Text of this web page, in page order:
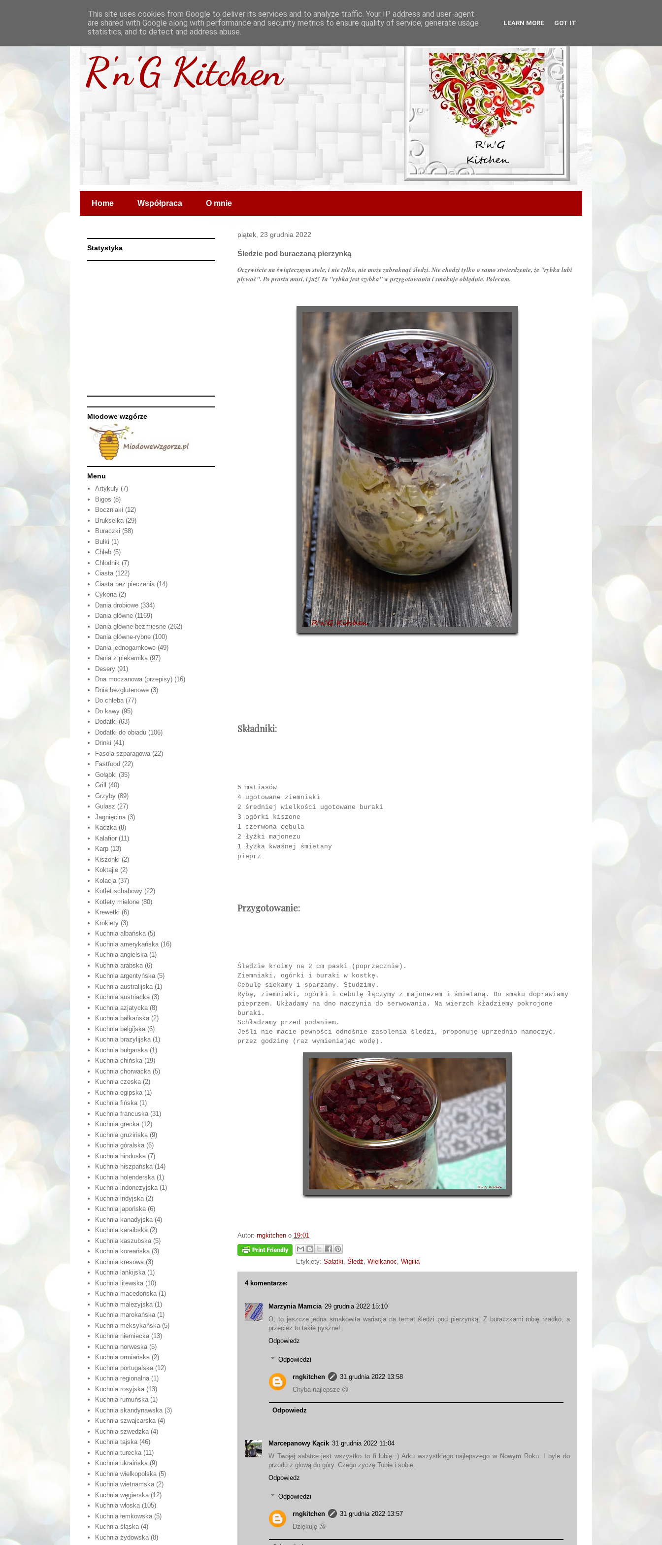
R'n'G Kitchen
Home Współpraca O mnie
piątek, 23 grudnia 2022
Śledzie pod buraczaną pierzynką
Oczywiście na świątecznym stole, i nie tylko, nie może zabraknąć śledzi. Nie chodzi tylko o samo stwierdzenie, że "rybka lubi
pływać". Po prostu musi, i już! Ta "rybka jest szybka" w przygotowaniu i smakuje obłędnie. Polecam.
Składniki:
5 matiasów
4 ugotowane ziemniaki
2 średniej wielkości ugotowane buraki
3 ogórki kiszone
1 czerwona cebula
2 łyżki majonezu
1 łyżka kwaśnej śmietany
pieprz
Przygotowanie:
Śledzie kroimy na 2 cm paski (poprzecznie).
Ziemniaki, ogórki i buraki w kostkę.
Cebulę siekamy i sparzamy. Studzimy.
Rybę, ziemniaki, ogórki i cebulę łączymy z majonezem i śmietaną. Do smaku doprawiamy
pieprzem. Układamy na dno naczynia do serwowania. Na wierzch kładziemy pokrojone
buraki.
Schładzamy przed podaniem.
Jeśli nie macie pewności odnośnie zasolenia śledzi, proponuję uprzednio namoczyć,
przez godzinę (raz wymieniając wodę).
Autor: rngkitchen o 19:01
Etykiety: Sałatki Śledź Wielkanoc Wigilia
4 komentarze:
Marzynia Mamcia 29 grudnia 2022 15:10
O, to jeszcze jedna smakowita wariacja na temat śledzi pod pierzynką. Z buraczkami robię rzadko, a
przecież to takie pyszne!
Odpowiedz
Odpowiedzi
rngkitchen
31 grudnia 2022 13:58
Chyba najlepsze 😉
Odpowiedz
Marcepanowy Kącik 31 grudnia 2022 11:04
W Twojej sałatce jest wszystko to fi lubię :) Arku wszystkiego najlepszego w Nowym Roku. I byle do
przodu z głową do góry. Czego życzę Tobie i sobie.
Odpowiedz
Odpowiedzi
rngkitchen
31 grudnia 2022 13:57
Dziękuję 😘
Statystyka
Miodowe wzgórze
Menu
Artykuły (7)
Bigos (8)
Boczniaki (12)
Brukselka (29)
Buraczki (58)
Bułki (1)
Chleb (5)
Chłodnik (7)
Ciasta (122)
Ciasta bez pieczenia (14)
Cykoria (2)
Dania drobiowe (334)
Dania główne (1169)
Dania główne bezmięsne (262)
Dania główne-rybne (100)
Dania jednogarnkowe (49)
Dania z piekarnika (97)
Desery (91)
Dna moczanowa (przepisy) (16)
Dnia bezglutenowe (3)
Do chleba (77)
Do kawy (95)
Dodatki (63)
Dodatki do obiadu (106)
Drinki (41)
Fasola szparagowa (22)
Fastfood (22)
Gołąbki (35)
Grill
(40)
Grzyby (89)
Gulasz (27)
Jagnięcina (3)
Kaczka (8)
Kalafior (11)
Karp (13)
Kiszonki (2)
Koktajle (2)
Kolacja (37)
Kotlet schabowy (22)
Kotlety mielone (80)
Krewetki (6)
Krokiety (3)
Kuchnia albańska (5)
Kuchnia amerykańska (16)
Kuchnia angielska (1)
Kuchnia arabska (6)
Kuchnia argentyńska (5)
Kuchnia australijska (1)
Kuchnia austriacka (3)
Kuchnia azjatycka (8)
Kuchnia bałkańska (2)
Kuchnia belgijska (6)
Kuchnia brazylijska (1)
Kuchnia bułgarska (1)
Kuchnia chińska (19)
Kuchnia chorwacka (5)
Kuchnia czeska (2)
Kuchnia egipska (1)
Kuchnia fińska (1)
Kuchnia francuska (31)
Kuchnia grecka (12)
Kuchnia gruzińska (9)
Kuchnia góralska (6)
Kuchnia hinduska (7)
Kuchnia hiszpańska (14)
Kuchnia holenderska (1)
Kuchnia indonezyjska (1)
Kuchnia indyjska (2)
Kuchnia japońska (6)
Kuchnia kanadyjska (4)
Kuchnia karaibska (2)
Kuchnia kaszubska (5)
Kuchnia koreańska (3)
Kuchnia kresowa (3)
Kuchnia lankijska (1)
Kuchnia litewska (10)
Kuchnia macedońska (1)
Kuchnia malezyjska (1)
Kuchnia marokańska (1)
Kuchnia meksykańska (5)
Kuchnia niemiecka (13)
Kuchnia norweska (5)
Kuchnia ormiańska (2)
Kuchnia portugalska (12)
Kuchnia regionalna (1)
Kuchnia rosyjska (13)
Kuchnia rumuńska (1)
Kuchnia skandynawska (3)
Kuchnia szwajcarska (4)
Kuchnia szwedzka (4)
Kuchnia tajska (46)
Kuchnia turecka (11)
Kuchnia ukraińska (9)
Kuchnia wielkopolska (5)
Kuchnia wietnamska (2)
Kuchnia węgierska (12)
Kuchnia włoska (105)
Kuchnia łemkowska (5)
Kuchnia śląska (4)
Kuchnia żydowska (8)
This site uses cookies from Google to deliver its services and to analyze traffic. Your IP address and user-agent
are shared with Google along with performance and security metrics to ensure quality of service, generate usage
statistics, and to detect and address abuse.
LEARN MORE GOT IT